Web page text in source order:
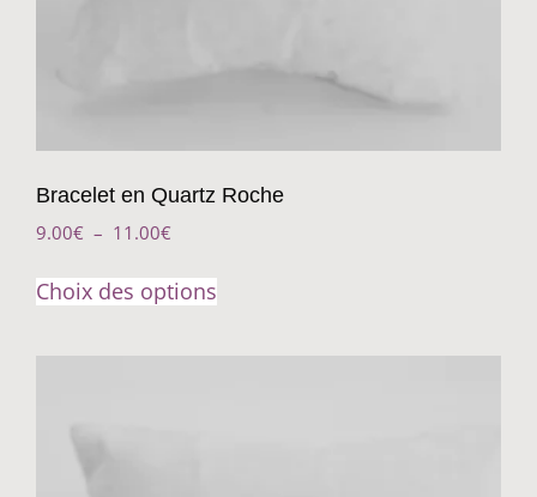
Bracelet en Quartz Roche
9.00€ – 11.00€
Choix des options